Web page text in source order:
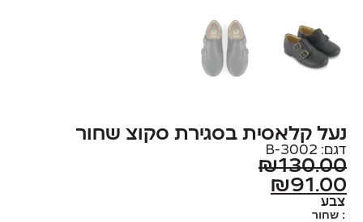
נעל קלאסית בסגירת סקוצ שחור
דגם: 3002-B
₪130.00
₪91.00
צבע
: שחור